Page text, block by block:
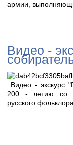
армии,
Видео -
Видео - экскурс
200 - летию со
русского